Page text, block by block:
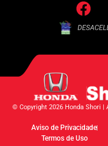
© Copyright 2026 Honda Shori |
Aviso de Privacidade
Termos de Uso